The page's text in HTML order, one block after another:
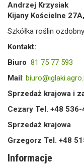
Andrzej Krzysiak
Kijany Kościelne
Szkółka roślin
Kontakt:
Biuro 81 75 77 593
Mail :
Sprzedaż krajowa i
Cezary Tel. +48
Sprzedaż krajowa
Grzegorz Tel. +48
Informacje